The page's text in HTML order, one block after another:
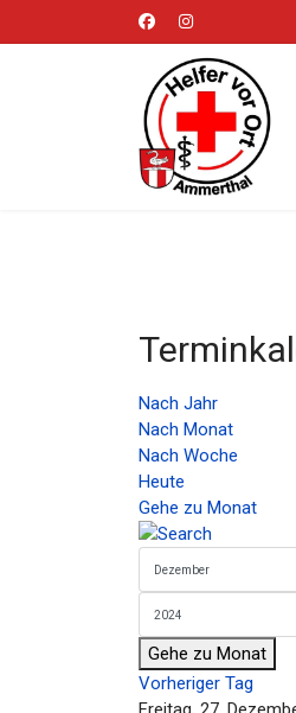
Nach Jahr
Nach Monat
Nach Woche
Heute
Gehe zu Monat
Gehe zu Monat
Vorheriger Tag